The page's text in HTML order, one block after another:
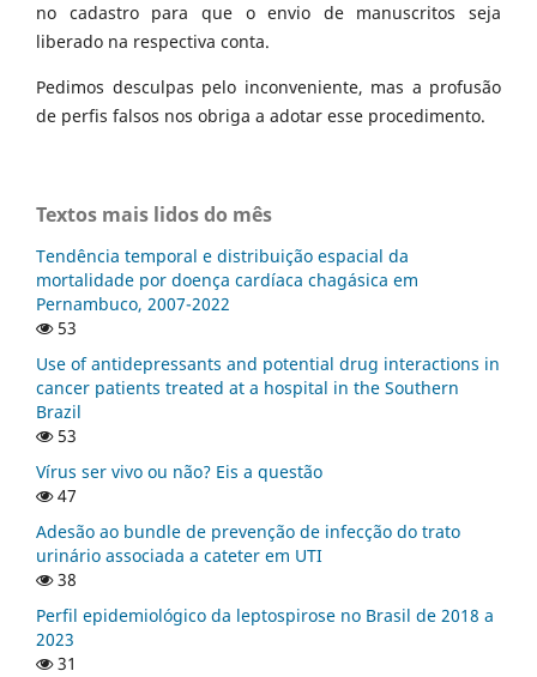
no cadastro para que o envio de manuscritos seja
liberado na respectiva conta.
Pedimos desculpas pelo inconveniente, mas a profusão
de perfis falsos nos obriga a adotar esse procedimento.
Textos mais lidos do mês
Tendência temporal e distribuição espacial da
mortalidade por doença cardíaca chagásica em
Pernambuco, 2007-2022
53
Use of antidepressants and potential drug interactions in
cancer patients treated at a hospital in the Southern
Brazil
53
Vírus ser vivo ou não? Eis a questão
47
Adesão ao bundle de prevenção de infecção do trato
urinário associada a cateter em UTI
38
Perfil epidemiológico da leptospirose no Brasil de 2018 a
2023
31